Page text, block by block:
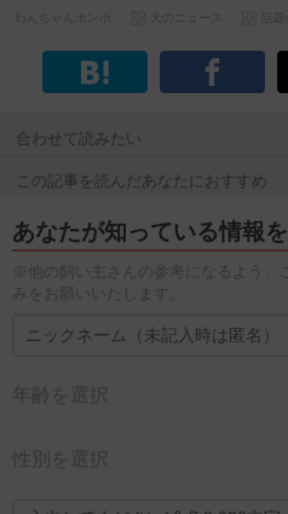
合わせて読みたい
この記事を読んだあなたにおすすめ
あなたが知っている情報
※他の飼い主さんの参考になるよう、
みをお願いいたします。
年齢を選択
性別を選択